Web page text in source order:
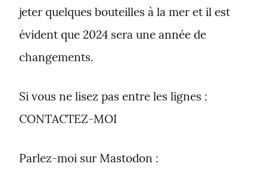
jeter quelques bouteilles à la mer et il est
évident que 2024 sera une année de
changements.
Si vous ne lisez pas entre les lignes :
CONTACTEZ-MOI